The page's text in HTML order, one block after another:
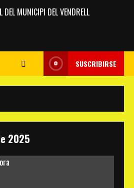
DEL MUNICIPI DEL VENDRELL
SUSCRIBIRSE
2025